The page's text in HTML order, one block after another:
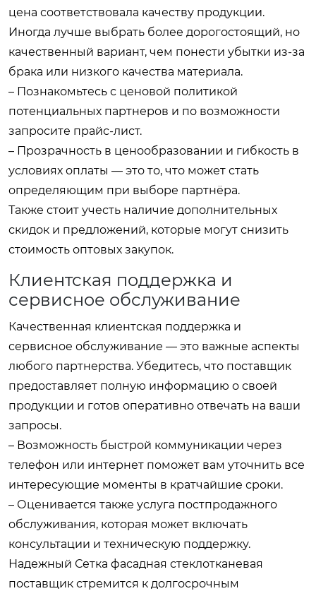
цена соответствовала качеству продукции.
Иногда лучше выбрать более дорогостоящий, но
качественный вариант, чем понести убытки из-за
брака или низкого качества материала.
– Познакомьтесь с ценовой политикой
потенциальных партнеров и по возможности
запросите прайс-лист.
– Прозрачность в ценообразовании и гибкость в
условиях оплаты — это то, что может стать
определяющим при выборе партнёра.
Также стоит учесть наличие дополнительных
скидок и предложений, которые могут снизить
стоимость оптовых закупок.
Клиентская поддержка и
сервисное обслуживание
Качественная клиентская поддержка и
сервисное обслуживание — это важные аспекты
любого партнерства. Убедитесь, что поставщик
предоставляет полную информацию о своей
продукции и готов оперативно отвечать на ваши
запросы.
– Возможность быстрой коммуникации через
телефон или интернет поможет вам уточнить все
интересующие моменты в кратчайшие сроки.
– Оценивается также услуга постпродажного
обслуживания, которая может включать
консультации и техническую поддержку.
Надежный Сетка фасадная стеклотканевая
поставщик стремится к долгосрочным